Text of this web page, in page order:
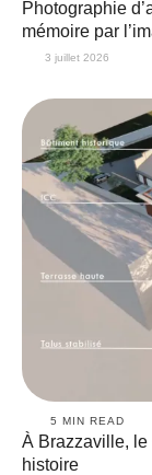
Photographie
mémoire par
3 juillet 2026
5 MIN READ
À Brazzaville, le
histoire